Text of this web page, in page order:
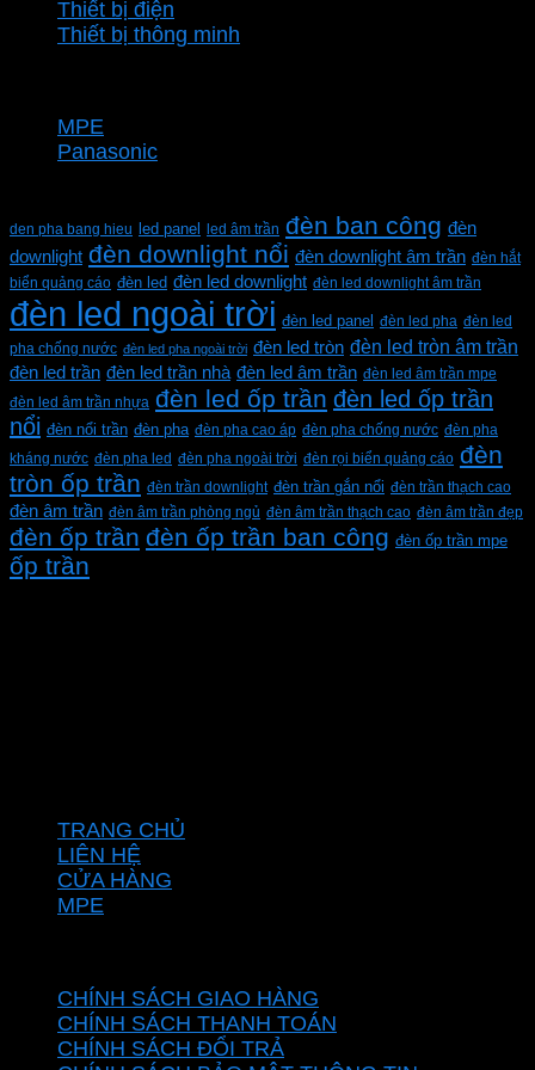
Thiết bị điện
Thiết bị thông minh
MPE
Panasonic
den pha bang hieu led panel led âm trần đèn ban công đèn
downlight đèn downlight nổi đèn downlight âm trần đèn hắt
biển quảng cáo đèn led đèn led downlight đèn led downlight âm trần
đèn led ngoài trời đèn led panel đèn led pha đèn led
pha chống nước đèn led pha ngoài trời đèn led tròn đèn led tròn âm trần
đèn led trần đèn led trần nhà đèn led âm trần đèn led âm trần mpe
đèn led âm trần nhựa đèn led ốp trần đèn led ốp trần
nổi đèn nổi trần đèn pha đèn pha cao áp đèn pha chống nước đèn pha
kháng nước đèn pha led đèn pha ngoài trời đèn rọi biển quảng cáo đèn
tròn ốp trần đèn trần downlight đèn trần gắn nổi đèn trần thạch cao
đèn âm trần đèn âm trần phòng ngủ đèn âm trần thạch cao đèn âm trần đẹp
đèn ốp trần đèn ốp trần ban công đèn ốp trần mpe
ốp trần
TRANG CHỦ
LIÊN HỆ
CỬA HÀNG
MPE
CHÍNH SÁCH GIAO HÀNG
CHÍNH SÁCH THANH TOÁN
CHÍNH SÁCH ĐỔI TRẢ